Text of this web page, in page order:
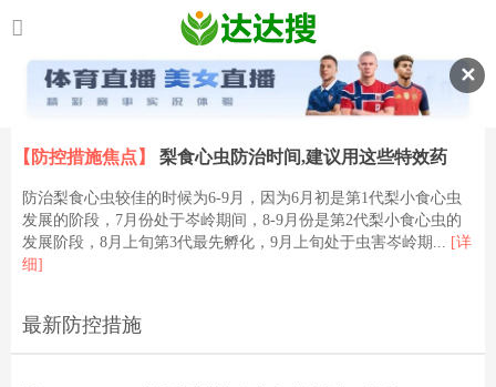
✕
【防控措施焦点】 梨食心虫防治时间,建议用这些特效药
防治梨食心虫较佳的时候为6-9月，因为6月初是第1代梨小食心虫
发展的阶段，7月份处于岑岭期间，8-9月份是第2代梨小食心虫的
发展阶段，8月上旬第3代最先孵化，9月上旬处于虫害岑岭期... [详
细]
最新防控措施